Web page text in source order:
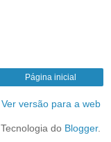
Página inicial
Ver versão para a web
Tecnologia do Blogger.